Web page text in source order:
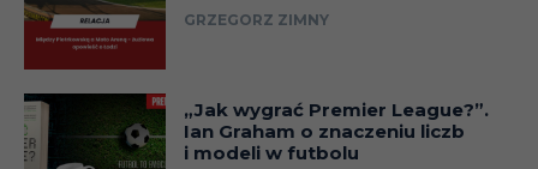
GRZEGORZ ZIMNY
„Jak wygrać Premier League?”.
Ian Graham o znaczeniu liczb
i modeli w futbolu